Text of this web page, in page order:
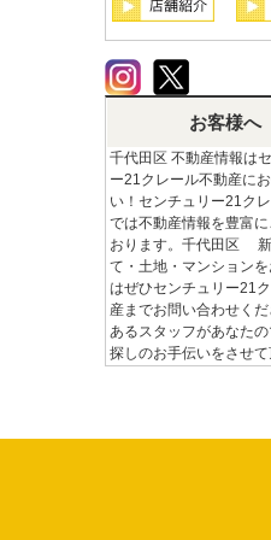
お客様へ
千代田区 不動産情報は
ー21クレール不動産に
い！センチュリー21ク
では不動産情報を豊富
おります。千代田区
て・土地・マンション
はぜひセンチュリー21
産までお問い合わせく
あるスタッフがあなた
探しのお手伝いをさせて